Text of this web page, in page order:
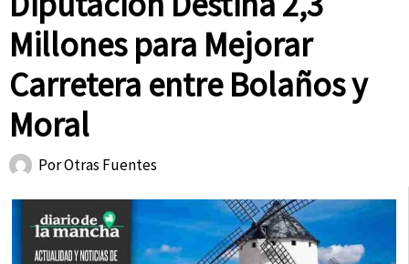
Millones para Mejorar
Carretera entre Bolaños y
Moral
PorOtras Fuentes